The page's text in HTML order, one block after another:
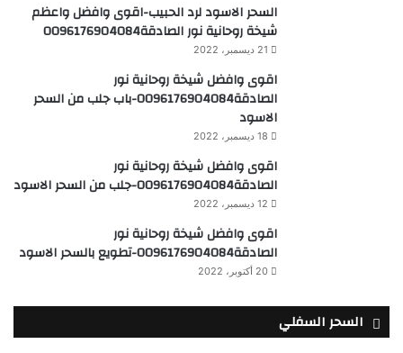
السحر الاسود لرد الحبيب-اقوى وافضل واعظم
شيخة روحانية نور الصادقة0096176904084
21 ديسمبر، 2022
اقوى وافضل شيخة روحانية نور
الصادقة0096176904084-باب جلب من السحر
الاسود
18 ديسمبر، 2022
اقوى وافضل شيخة روحانية نور
الصادقة0096176904084-جلب من السحر الاسود
12 ديسمبر، 2022
اقوى وافضل شيخة روحانية نور
الصادقة0096176904084-تطويع بالسحر الاسود
20 أكتوبر، 2022
السحر السفلي